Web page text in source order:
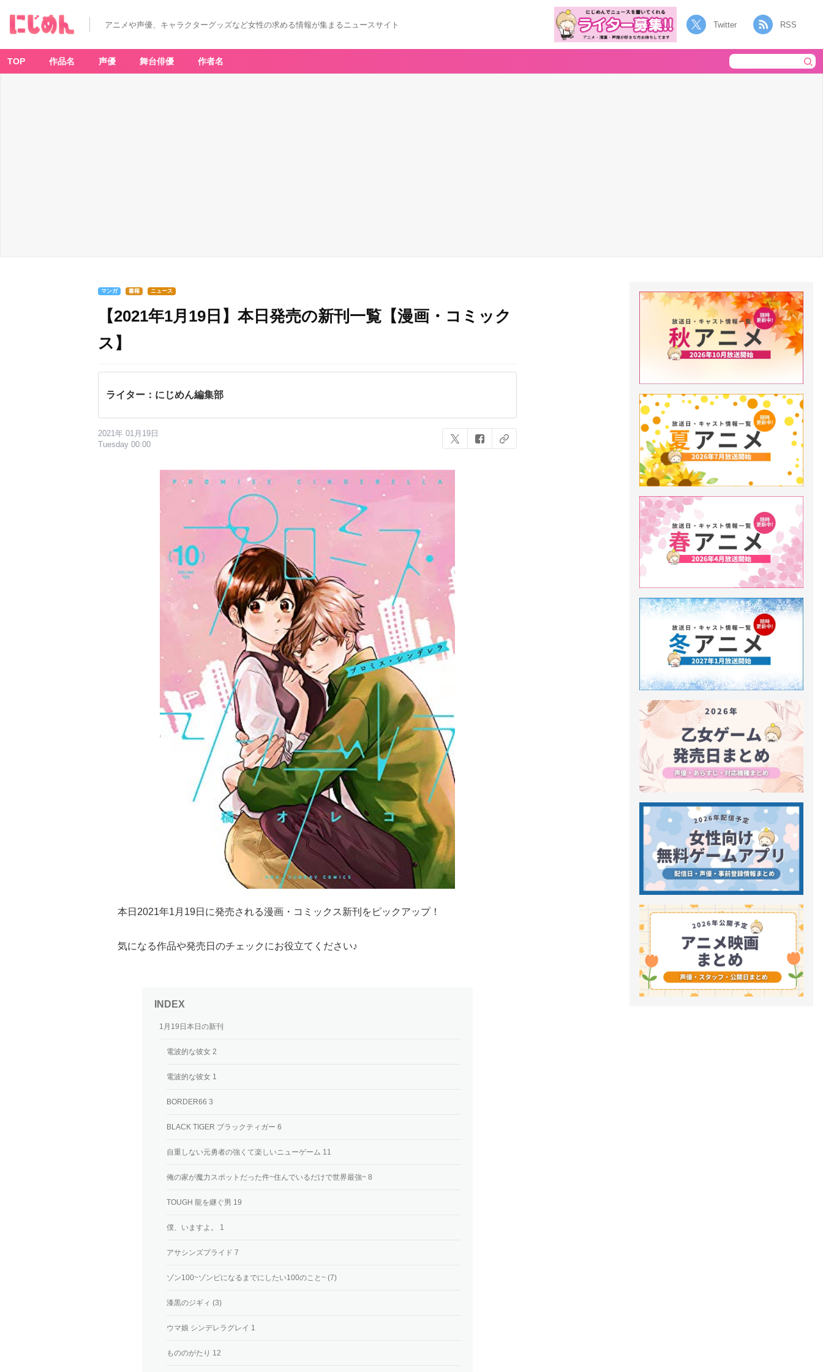
アニメや声優、キャラクターグッズなど女性の求める情報が集まるニュースサイト Twitter RSS
TOP 作品名 声優 舞台俳優 作者名
マンガ 書籍 ニュース
【2021年1月19日】本日発売の新刊一覧【漫画・コミック
ス】
ライター：にじめん編集部
2021年 01月19日
Tuesday 00:00
本日2021年1月19日に発売される漫画・コミックス新刊をピックアップ！
気になる作品や発売日のチェックにお役立てください♪
1月19日本日の新刊
電波的な彼女 2
電波的な彼女 1
BORDER66 3
BLACK TIGER ブラックティガー 6
自重しない元勇者の強くて楽しいニューゲーム 11
俺の家が魔力スポットだった件~住んでいるだけで世界最強~ 8
TOUGH 龍を継ぐ男 19
僕、いますよ。 1
アサシンズプライド 7
ゾン100~ゾンビになるまでにしたい100のこと~ (7)
漆黒のジギィ (3)
ウマ娘 シンデレラグレイ 1
もののがたり 12